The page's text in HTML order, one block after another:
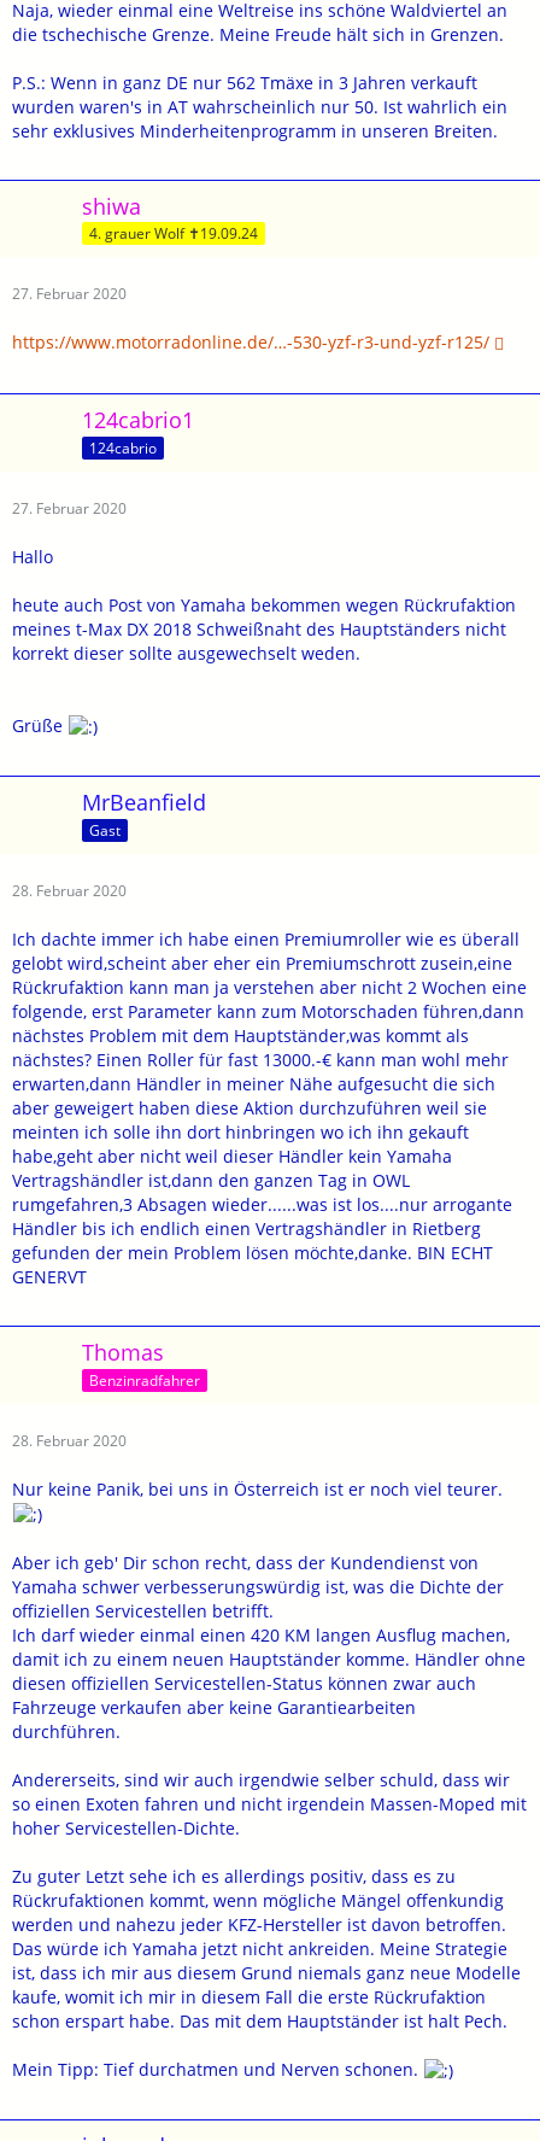
Naja, wieder einmal eine Weltreise ins schöne Waldviertel an
die tschechische Grenze. Meine Freude hält sich in Grenzen.
P.S.: Wenn in ganz DE nur 562 Tmäxe in 3 Jahren verkauft
wurden waren's in AT wahrscheinlich nur 50. Ist wahrlich ein
sehr exklusives Minderheitenprogramm in unseren Breiten.
shiwa
4. grauer Wolf ✝19.09.24
27. Februar 2020
https://www.motorradonline.de/…-530-yzf-r3-und-yzf-r125/
124cabrio1
124cabrio
27. Februar 2020
Hallo
heute auch Post von Yamaha bekommen wegen Rückrufaktion
meines t-Max DX 2018 Schweißnaht des Hauptständers nicht
korrekt dieser sollte ausgewechselt weden.
Grüße
MrBeanfield
Gast
28. Februar 2020
Ich dachte immer ich habe einen Premiumroller wie es überall
gelobt wird,scheint aber eher ein Premiumschrott zusein,eine
Rückrufaktion kann man ja verstehen aber nicht 2 Wochen eine
folgende, erst Parameter kann zum Motorschaden führen,dann
nächstes Problem mit dem Hauptständer,was kommt als
nächstes? Einen Roller für fast 13000.-€ kann man wohl mehr
erwarten,dann Händler in meiner Nähe aufgesucht die sich
aber geweigert haben diese Aktion durchzuführen weil sie
meinten ich solle ihn dort hinbringen wo ich ihn gekauft
habe,geht aber nicht weil dieser Händler kein Yamaha
Vertragshändler ist,dann den ganzen Tag in OWL
rumgefahren,3 Absagen wieder......was ist los....nur arrogante
Händler bis ich endlich einen Vertragshändler in Rietberg
gefunden der mein Problem lösen möchte,danke. BIN ECHT
GENERVT
Thomas
Benzinradfahrer
28. Februar 2020
Nur keine Panik, bei uns in Österreich ist er noch viel teurer.
Aber ich geb' Dir schon recht, dass der Kundendienst von
Yamaha schwer verbesserungswürdig ist, was die Dichte der
offiziellen Servicestellen betrifft.
Ich darf wieder einmal einen 420 KM langen Ausflug machen,
damit ich zu einem neuen Hauptständer komme. Händler ohne
diesen offiziellen Servicestellen-Status können zwar auch
Fahrzeuge verkaufen aber keine Garantiearbeiten
durchführen.
Andererseits, sind wir auch irgendwie selber schuld, dass wir
so einen Exoten fahren und nicht irgendein Massen-Moped mit
hoher Servicestellen-Dichte.
Zu guter Letzt sehe ich es allerdings positiv, dass es zu
Rückrufaktionen kommt, wenn mögliche Mängel offenkundig
werden und nahezu jeder KFZ-Hersteller ist davon betroffen.
Das würde ich Yamaha jetzt nicht ankreiden. Meine Strategie
ist, dass ich mir aus diesem Grund niemals ganz neue Modelle
kaufe, womit ich mir in diesem Fall die erste Rückrufaktion
schon erspart habe. Das mit dem Hauptständer ist halt Pech.
Mein Tipp: Tief durchatmen und Nerven schonen.